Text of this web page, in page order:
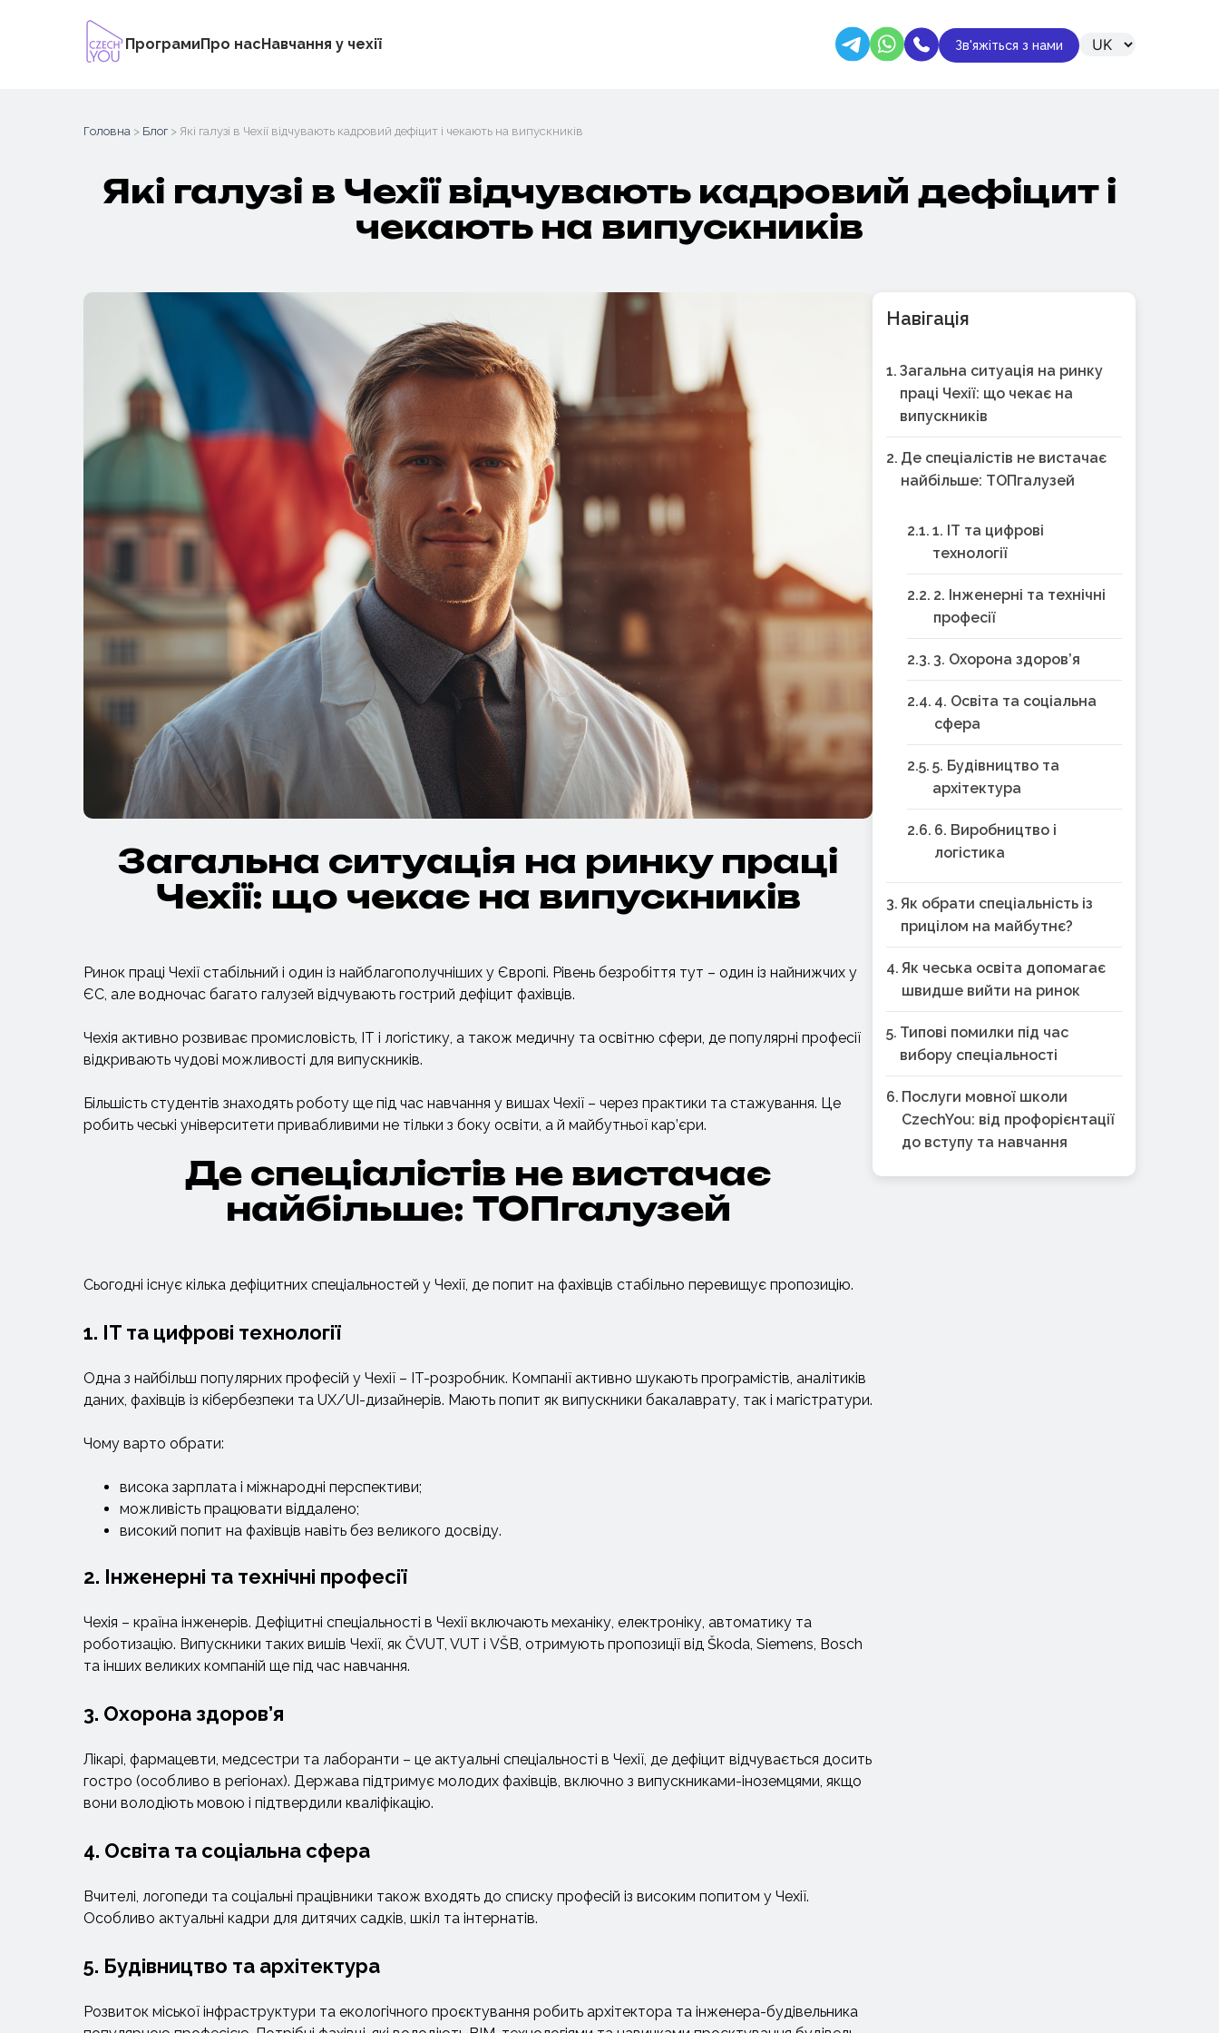
ПрограмиПро насНавчання у чехії Зв'яжіться з нами
Головна > Блог > Які галузі в Чехії відчувають кадровий дефіцит і чекають на випускників
Які галузі в Чехії відчувають кадровий дефіцит і
чекають на випускників
Загальна ситуація на ринку праці
Чехії: що чекає на випускників
Ринок праці Чехії стабільний і один із найблагополучніших у Європі. Рівень безробіття тут – один із найнижчих у
ЄС, але водночас багато галузей відчувають гострий дефіцит фахівців.
Чехія активно розвиває промисловість, IT і логістику, а також медичну та освітню сфери, де популярні професії
відкривають чудові можливості для випускників.
Більшість студентів знаходять роботу ще під час навчання у вишах Чехії – через практики та стажування. Це
робить чеські університети привабливими не тільки з боку освіти, а й майбутньої кар’єри.
Де спеціалістів не вистачає
найбільше: ТОПгалузей
Сьогодні існує кілька дефіцитних спеціальностей у Чехії, де попит на фахівців стабільно перевищує пропозицію.
1. IT та цифрові технології
Одна з найбільш популярних професій у Чехії – IT-розробник. Компанії активно шукають програмістів, аналітиків
даних, фахівців із кібербезпеки та UX/UI-дизайнерів. Мають попит як випускники бакалаврату, так і магістратури.
Чому варто обрати:
висока зарплата і міжнародні перспективи;
можливість працювати віддалено;
високий попит на фахівців навіть без великого досвіду.
2. Інженерні та технічні професії
Чехія – країна інженерів. Дефіцитні спеціальності в Чехії включають механіку, електроніку, автоматику та
роботизацію. Випускники таких вишів Чехії, як ČVUT, VUT і VŠB, отримують пропозиції від Škoda, Siemens, Bosch
та інших великих компаній ще під час навчання.
3. Охорона здоров’я
Лікарі, фармацевти, медсестри та лаборанти – це актуальні спеціальності в Чехії, де дефіцит відчувається досить
гостро (особливо в регіонах). Держава підтримує молодих фахівців, включно з випускниками-іноземцями, якщо
вони володіють мовою і підтвердили кваліфікацію.
4. Освіта та соціальна сфера
Вчителі, логопеди та соціальні працівники також входять до списку професій із високим попитом у Чехії.
Особливо актуальні кадри для дитячих садків, шкіл та інтернатів.
5. Будівництво та архітектура
Розвиток міської інфраструктури та екологічного проєктування робить архітектора та інженера-будівельника
Навігація
Загальна ситуація на ринку
праці Чехії: що чекає на
випускників
Де спеціалістів не вистачає
найбільше: ТОПгалузей
1. IT та цифрові
технології
2. Інженерні та технічні
професії
3. Охорона здоров’я
4. Освіта та соціальна
сфера
5. Будівництво та
архітектура
6. Виробництво і
логістика
Як обрати спеціальність із
прицілом на майбутнє?
Як чеська освіта допомагає
швидше вийти на ринок
Типові помилки під час
вибору спеціальності
Послуги мовної школи
CzechYou: від профорієнтації
до вступу та навчання